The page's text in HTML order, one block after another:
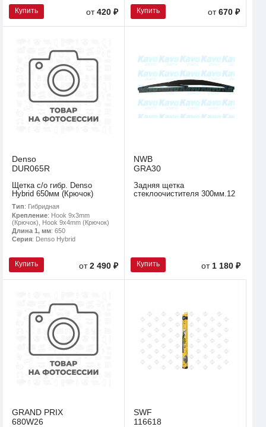
Купить от420 ₽ Купить от670 ₽
Denso
DUR065R
Щетка с/о гибр. Denso
Hybrid 650мм (Крючок)
Тип: Гибридная
Крепление: Hook 9x3mm
(Крючок), Hook 9x4mm (Крючок)
Длина 1, мм: 650
Серия: Denso Hybrid
Купить от2 490 ₽
NWB
GRA30
Задняя щетка
стеклоочистителя 300мм.12
Купить от 1 180 ₽
GRAND PRIX
680W26
SWF
116618